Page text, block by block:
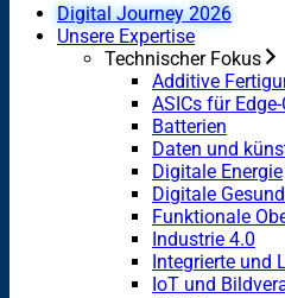
Digital Journey 2026
Unsere Expertise
Technischer Fokus
Additive
ASICs für
Batterien
Daten und
Digitale Energie
Digitale
Funktionale
Industrie 4.0
Integrierte und
IoT und